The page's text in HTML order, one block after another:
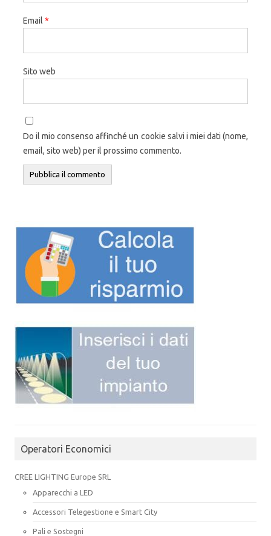
Email *
Sito web
Do il mio consenso affinché un cookie salvi i miei dati (nome,
email, sito web) per il prossimo commento.
Operatori Economici
CREE LIGHTING Europe SRL
Apparecchi a LED
Accessori Telegestione e Smart City
Pali e Sostegni